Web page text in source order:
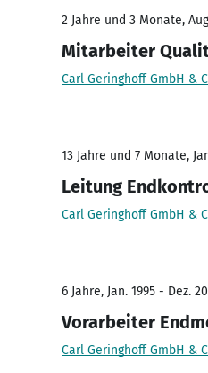
2 Jahre und 3 Monate,
Mitarbeiter
Carl Geringhoff GmbH &
13 Jahre und 7 Monate,
Leitung
Carl Geringhoff GmbH &
6 Jahre, Jan. 1995 - Dez.
Vorarbeiter
Carl Geringhoff GmbH &